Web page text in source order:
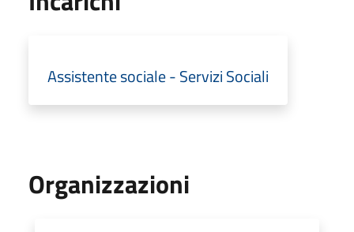
Assistente sociale - Servizi Sociali
Organizzazioni